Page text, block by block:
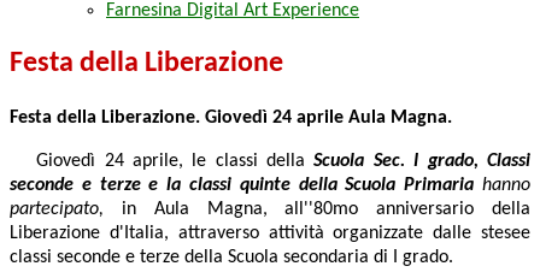
Farnesina Digital Art Experience
Festa della Liberazione
Festa della Liberazione. Giovedì 24 aprile Aula Magna.
Giovedì 24 aprile, le classi dellaScuola Sec. I grado,Classi
seconde e terze e la classi quinte dellaScuola Primariahanno
partecipato, in Aula Magna, all''80mo anniversario della
Liberazione d'Italia, attraverso attività organizzate dalle stesee
classi seconde e terze della Scuola secondaria di I grado.